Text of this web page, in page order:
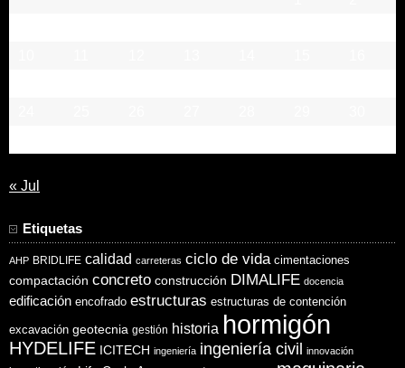
« Jul
Etiquetas
AHP BRIDLIFE calidad carreteras ciclo de vida cimentaciones
compactación concreto construcción DIMALIFE docencia
edificación encofrado estructuras estructuras de contención
excavación geotecnia gestión historia hormigón
HYDELIFE ICITECH ingeniería ingeniería civil innovación